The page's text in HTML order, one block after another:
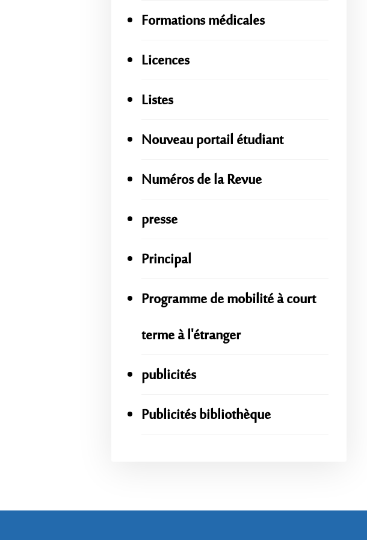
Formations médicales
Licences
Listes
Nouveau portail étudiant
Numéros de la Revue
presse
Principal
Programme de mobilité à court
terme à l'étranger
publicités
Publicités bibliothèque